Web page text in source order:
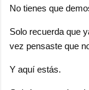
No tienes que
Solo recuerda que
vez pensaste que
Y aquí estás.